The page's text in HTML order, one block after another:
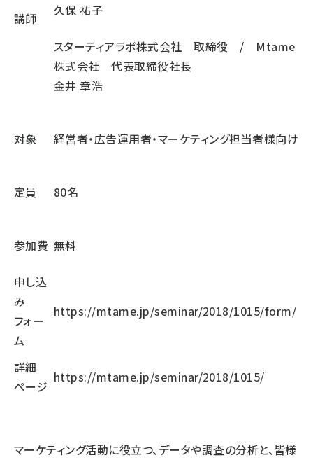
講師
久保 祐子
スターティアラボ株式会社 取締役 / Mtame
株式会社 代表取締役社長
金井 章浩
対象 経営者・広告運用者・マーケティング担当者様向け
定員 80名
参加費 無料
申し込
み
フォー
ム
https://mtame.jp/seminar/2018/1015/form/
詳細
ページ
https://mtame.jp/seminar/2018/1015/
マーケティング活動に役立つ、データや調査の分析と、皆様